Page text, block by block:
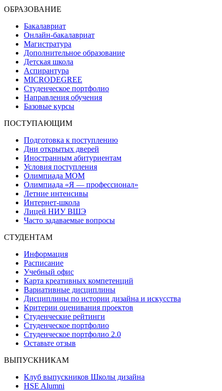
ОБРАЗОВАНИЕ
Бакалавриат
Онлайн-бакалавриат
Магистратура
Дополнительное образование
Детская школа
Аспирантура
MICRODEGREE
Студенческое портфолио
Направления обучения
Базовые курсы
ПОСТУПАЮЩИМ
Подготовка к поступлению
Дни открытых дверей
Иностранным абитуриентам
Условия поступления
Олимпиада МОМ
Олимпиада «Я — профессионал»
Летние интенсивы
Интернет-школа
Лицей НИУ ВШЭ
Часто задаваемые вопросы
СТУДЕНТАМ
Информация
Расписание
Учебный офис
Карта креативных компетенций
Вариативные дисциплины
Дисциплины по истории дизайна и искусства
Критерии оценивания проектов
Студенческие рейтинги
Студенческое портфолио
Студенческое портфолио 2.0
Оставьте отзыв
ВЫПУСКНИКАМ
Клуб выпускников Школы дизайна
HSE Alumni